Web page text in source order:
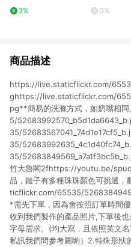
2%
0%
商品描述
https://live.staticflickr.com/
ghttps://live.staticflickr.com/
pg**簡易的洗滌方式，如奶嘴相
5/
35/
35/
35/
竹大魯閣2fhttps://youtu.be/
品，鏈子有多種珠珠顏色可挑選
ticflickr.com/65535/
*需先下單，因為會按照訂單時間
收到我們製作的產品照片,下單後
字母需求。(均大寫，且依照英文
私訊我們問參考圖喲）2.特殊形